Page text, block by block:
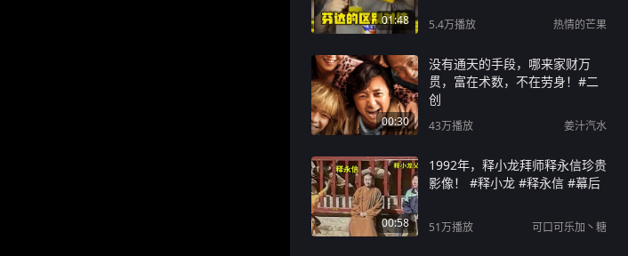
01:48 5.4万播放 热情的芒果
00:30
没有通天的手段，哪来家财万
贯，富在术数，不在劳身！#二
创
43万播放 姜汁汽水
00:58
1992年，释小龙拜师释永信珍贵
影像！ #释小龙 #释永信 #幕后
51万播放 可口可乐加丶糖